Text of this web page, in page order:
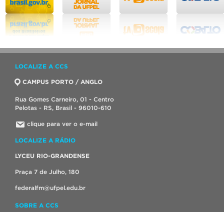
LOCALIZE A CCS
CAMPUS PORTO / ANGLO
Rua Gomes Carneiro, 01 - Centro
Pelotas - RS, Brasil - 96010-610
clique para ver o e-mail
LOCALIZE A RÁDIO
LYCEU RIO-GRANDENSE
Praça 7 de Julho, 180
federalfm@ufpel.edu.br
SOBRE A CCS